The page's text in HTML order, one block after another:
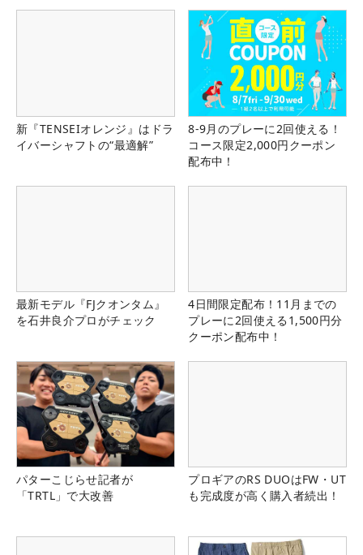
新『TENSEIオレンジ』はドラ
イバーシャフトの“最適解”
8-9月のプレーに2回使える！
コース限定2,000円クーポン
配布中！
最新モデル『FJクオンタム』
を石井良介プロがチェック
4日間限定配布！11月までの
プレーに2回使える1,500円分
クーポン配布中！
パターこじらせ記者が
「TRTL」で大改善
プロギアのRS DUOはFW・UT
も完成度が高く購入者続出！